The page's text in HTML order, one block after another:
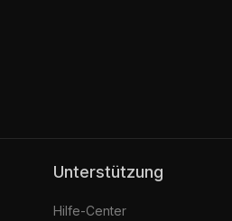
Unterstützung
Hilfe-Center